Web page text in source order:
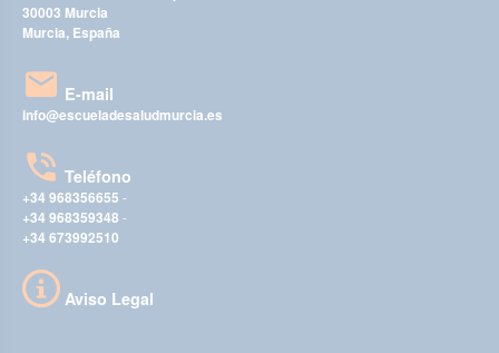
30003 Murcia
Murcia, España
E-mail
info@escueladesaludmurcia.es
Teléfono
+34 968356655 -
+34 968359348 -
+34 673992510
Aviso Legal